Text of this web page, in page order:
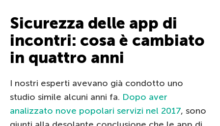
Sicurezza delle app di
incontri: cosa è cambiato
in quattro anni
I nostri esperti avevano già condotto uno
studio simile alcuni anni fa. Dopo aver
analizzato nove popolari servizi nel 2017, sono